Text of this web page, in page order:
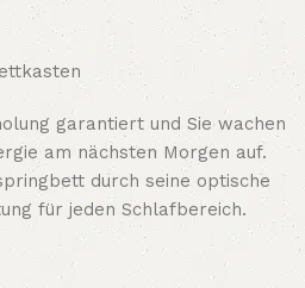
garantiert und Sie wachen
am nächsten Morgen auf.
durch seine optische
für jeden Schlafbereich.